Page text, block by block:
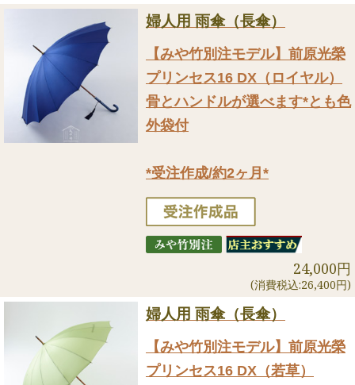
婦人用 雨傘（長傘）
【みや竹別注モデル】前原光榮
プリンセス16 DX（ロイヤル）
骨とハンドルが選べます*とも色
外袋付
*受注作成/約2ヶ月*
24,000円
(消費税込:26,400円)
婦人用 雨傘（長傘）
【みや竹別注モデル】前原光榮
プリンセス16 DX（若草）